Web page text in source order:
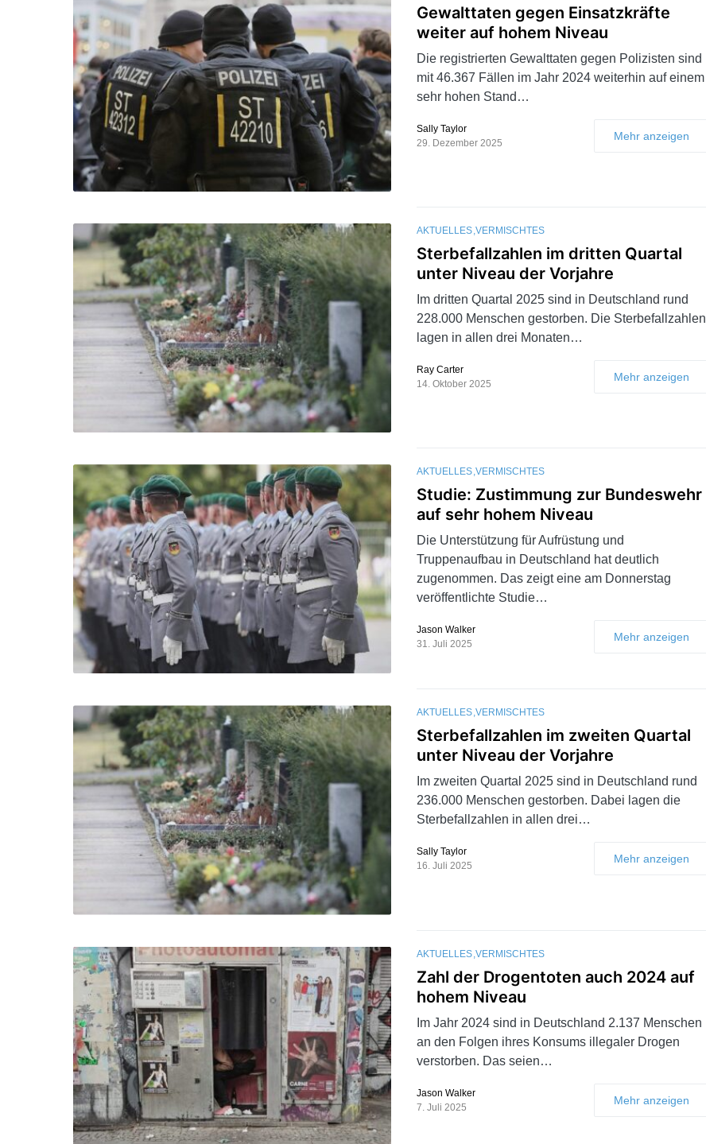
Gewalttaten gegen Einsatzkräfte
weiter auf hohem Niveau
Die registrierten Gewalttaten gegen Polizisten sind
mit 46.367 Fällen im Jahr 2024 weiterhin auf einem
sehr hohen Stand…
Sally Taylor
29. Dezember 2025
Mehr anzeigen
AKTUELLES VERMISCHTES
Sterbefallzahlen im dritten Quartal
unter Niveau der Vorjahre
Im dritten Quartal 2025 sind in Deutschland rund
228.000 Menschen gestorben. Die Sterbefallzahlen
lagen in allen drei Monaten…
Ray Carter
14. Oktober 2025
Mehr anzeigen
AKTUELLES VERMISCHTES
Studie: Zustimmung zur Bundeswehr
auf sehr hohem Niveau
Die Unterstützung für Aufrüstung und
Truppenaufbau in Deutschland hat deutlich
zugenommen. Das zeigt eine am Donnerstag
veröffentlichte Studie…
Jason Walker
31. Juli 2025
Mehr anzeigen
AKTUELLES VERMISCHTES
Sterbefallzahlen im zweiten Quartal
unter Niveau der Vorjahre
Im zweiten Quartal 2025 sind in Deutschland rund
236.000 Menschen gestorben. Dabei lagen die
Sterbefallzahlen in allen drei…
Sally Taylor
16. Juli 2025
Mehr anzeigen
AKTUELLES VERMISCHTES
Zahl der Drogentoten auch 2024 auf
hohem Niveau
Im Jahr 2024 sind in Deutschland 2.137 Menschen
an den Folgen ihres Konsums illegaler Drogen
verstorben. Das seien…
Jason Walker
7. Juli 2025
Mehr anzeigen